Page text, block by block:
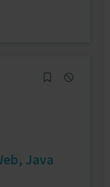
Java